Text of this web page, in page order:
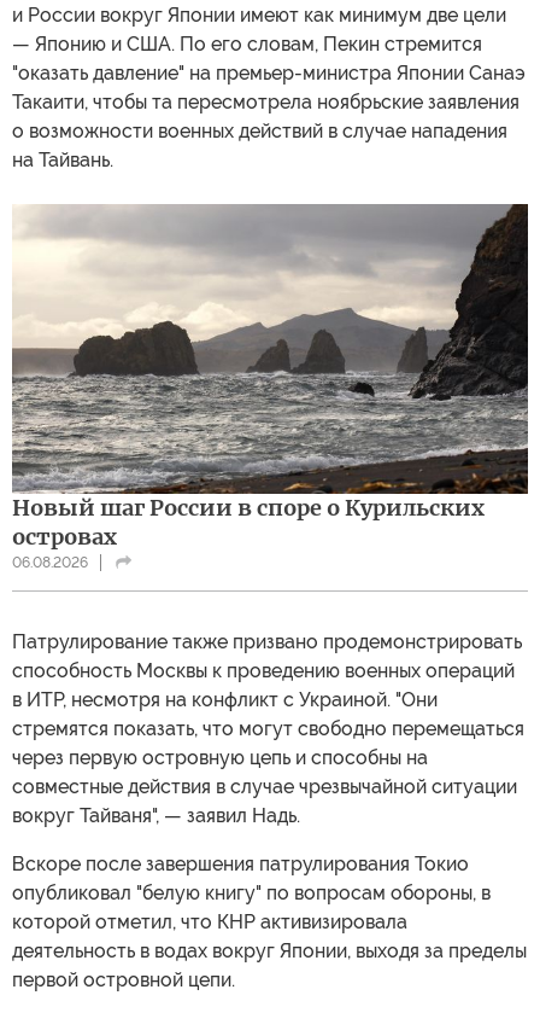
и России вокруг Японии имеют как минимум две цели
— Японию и США. По его словам, Пекин стремится
"оказать давление" на премьер-министра Японии Санаэ
Такаити, чтобы та пересмотрела ноябрьские заявления
о возможности военных действий в случае нападения
на Тайвань.
Новый шаг России в споре о Курильских
островах
06.08.2026
Патрулирование также призвано продемонстрировать
способность Москвы к проведению военных операций
в ИТР, несмотря на конфликт с Украиной. "Они
стремятся показать, что могут свободно перемещаться
через первую островную цепь и способны на
совместные действия в случае чрезвычайной ситуации
вокруг Тайваня", — заявил Надь.
Вскоре после завершения патрулирования Токио
опубликовал "белую книгу" по вопросам обороны, в
которой отметил, что КНР активизировала
деятельность в водах вокруг Японии, выходя за пределы
первой островной цепи.